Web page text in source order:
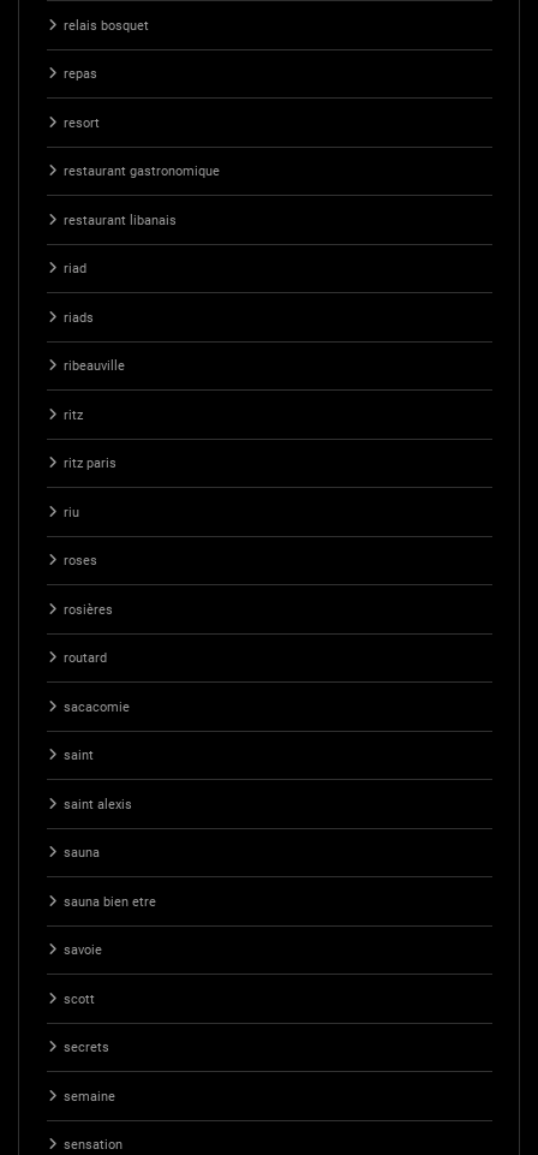
relais bosquet
repas
resort
restaurant gastronomique
restaurant libanais
riad
riads
ribeauville
ritz
ritz paris
riu
roses
rosières
routard
sacacomie
saint
saint alexis
sauna
sauna bien etre
savoie
scott
secrets
semaine
sensation